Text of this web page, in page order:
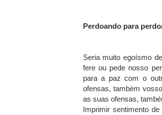
Perdoando para
Seria muito egoísmo
fere ou pede nosso
para a paz com o
ofensas, também
as suas ofensas,
Imprimir sentimento